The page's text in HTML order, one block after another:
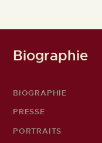
Biographie
BIOGRAPHIE
PRESSE
PORTRAITS